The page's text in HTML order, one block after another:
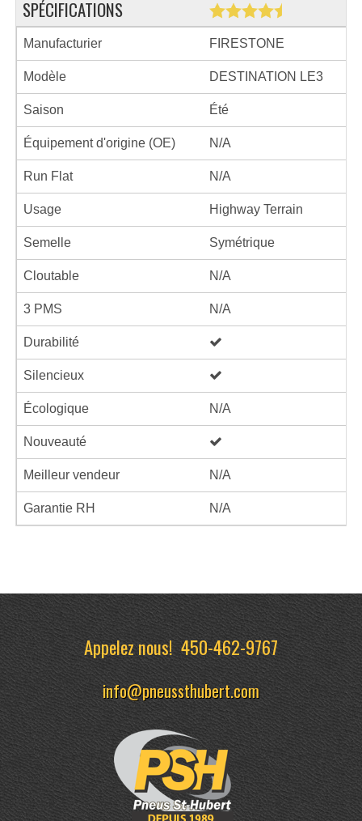
SPÉCIFICATIONS
Manufacturier FIRESTONE
Modèle DESTINATION LE3
Saison Été
Équipement d'origine (OE) N/A
Run Flat N/A
Usage Highway Terrain
Semelle Symétrique
Cloutable N/A
3 PMS N/A
Durabilité
Silencieux
Écologique N/A
Nouveauté
Meilleur vendeur N/A
Garantie RH N/A
Appelez nous!450-462-9767
info@pneussthubert.com